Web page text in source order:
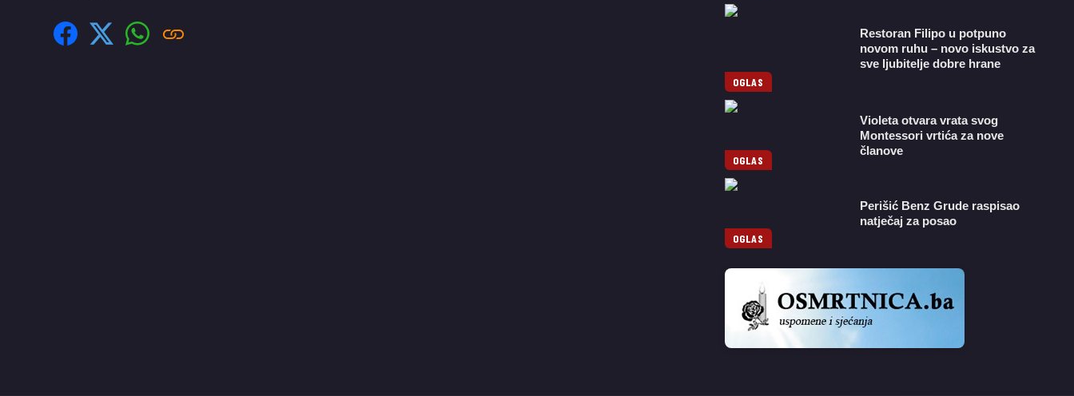
OGLAS
Restoran Filipo u potpuno
novom ruhu – novo iskustvo za
sve ljubitelje dobre hrane
OGLAS
Violeta otvara vrata svog
Montessori vrtića za nove
članove
OGLAS
Perišić Benz Grude raspisao
natječaj za posao